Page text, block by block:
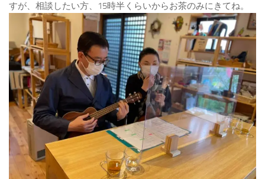
すが、相談したい方、15時半くらいからお茶のみにきてね。